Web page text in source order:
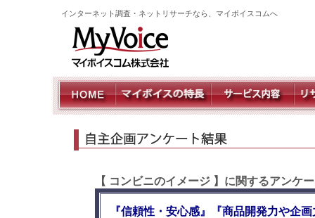
インターネット調査・ネットリサーチなら、マイボイスコムへ
【 コンビニのイメージ 】に関するアンケ
『信頼性・安心感』『商品開発力や企